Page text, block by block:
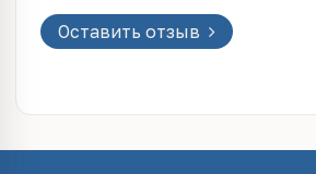
Оставить отзыв